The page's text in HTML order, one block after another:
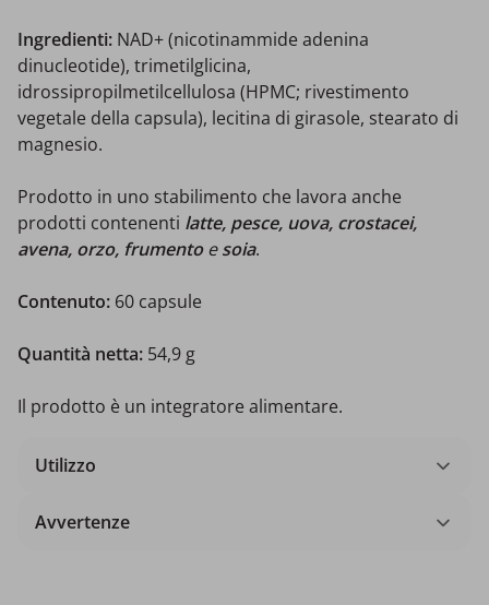
Ingredienti: NAD+ (nicotinammide adenina
dinucleotide), trimetilglicina,
idrossipropilmetilcellulosa (HPMC; rivestimento
vegetale della capsula), lecitina di girasole, stearato di
magnesio.
Prodotto in uno stabilimento che lavora anche
prodotti contenenti latte, pesce, uova, crostacei,
avena, orzo, frumentoesoia.
Contenuto: 60 capsule
Quantità netta: 54,9 g
Il prodotto è un integratore alimentare.
Utilizzo
Avvertenze